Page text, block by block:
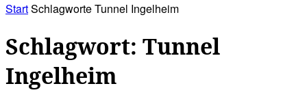
StartSchlagworteTunnel Ingelheim
Schlagwort: Tunnel
Ingelheim